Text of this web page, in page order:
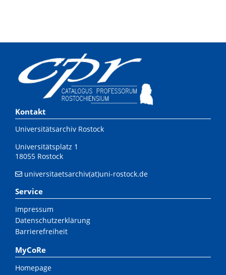
Kontakt
Universitätsarchiv Rostock
Universitätsplatz 1
18055 Rostock
universitaetsarchiv(at)uni-rostock.de
Service
Impressum
Datenschutzerklärung
Barrierefreiheit
MyCoRe
Homepage